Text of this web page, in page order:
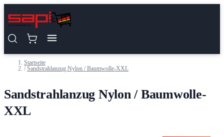
Startseite
/ Sandstrahlanzug Nylon / Baumwolle-XXL
Sandstrahlanzug Nylon / Baumwolle-
XXL